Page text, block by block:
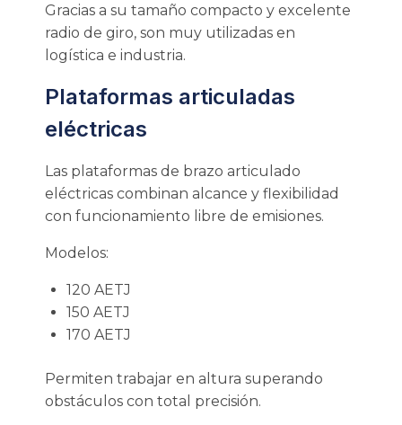
Gracias a su tamaño compacto y excelente
radio de giro, son muy utilizadas en
logística e industria.
Plataformas articuladas
eléctricas
Las plataformas de brazo articulado
eléctricas combinan alcance y flexibilidad
con funcionamiento libre de emisiones.
Modelos:
120 AETJ
150 AETJ
170 AETJ
Permiten trabajar en altura superando
obstáculos con total precisión.